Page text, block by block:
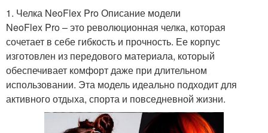
1. Челка NeoFlex Pro Описание модели
NeoFlex Pro – это революционная челка, которая
сочетает в себе гибкость и прочность. Ее корпус
изготовлен из передового материала, который
обеспечивает комфорт даже при длительном
использовании. Эта модель идеально подходит для
активного отдыха, спорта и повседневной жизни.